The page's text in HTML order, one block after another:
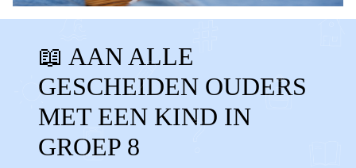
BELANGRIJKE MOMENTEN GROEP 8
MUSICAL EINDMUSICAL
GROEP 8 MUSICAL RAPPORT
MIDDELBARE BASISSCHOOL
LAGERE SCHOOL
📖 AAN ALLE
GESCHEIDEN OUDERS
MET EEN KIND IN
GROEP 8